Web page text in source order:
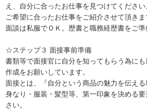
え、自分に合ったお仕事を見つけてください
ご希望に合ったお仕事をご紹介させて頂きま
面談は私服でＯＫ。歴書と職務経歴書をご準
☆ステップ３ 面接事前準備
書類等で面接官に自分を知ってもらう為に
作成をお願いしています。
面接とは、『自分という商品の魅力を伝える
身なり・服装・髪型等、第一印象を決める
さい。